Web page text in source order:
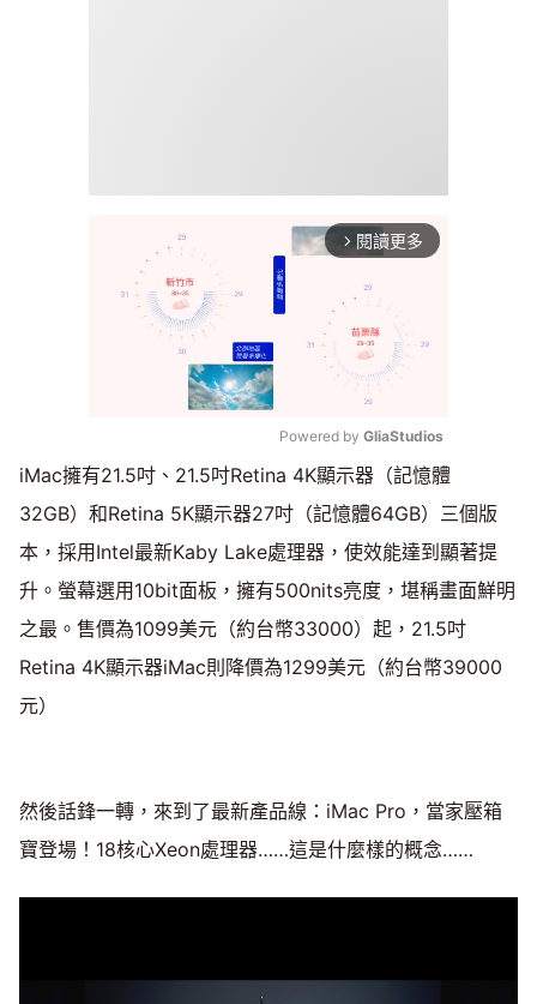
arrow_forward_ios 閱讀更多
Mute
Powered by GliaStudios
iMac擁有21.5吋、21.5吋Retina 4K顯示器（記憶體
32GB）和Retina 5K顯示器27吋（記憶體64GB）三個版
本，採用Intel最新Kaby Lake處理器，使效能達到顯著提
升。螢幕選用10bit面板，擁有500nits亮度，堪稱畫面鮮明
之最。售價為1099美元（約台幣33000）起，21.5吋
Retina 4K顯示器iMac則降價為1299美元（約台幣39000
元）
然後話鋒一轉，來到了最新產品線：iMac Pro，當家壓箱
寶登場！18核心Xeon處理器……這是什麼樣的概念……